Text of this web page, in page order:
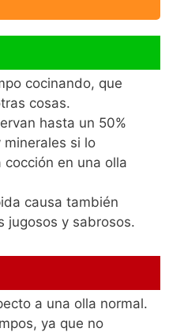
cocinando, que
cosas.
hasta un 50%
si lo
cocción en una olla
causa también
jugosos y sabrosos.
a una olla normal.
ya que no